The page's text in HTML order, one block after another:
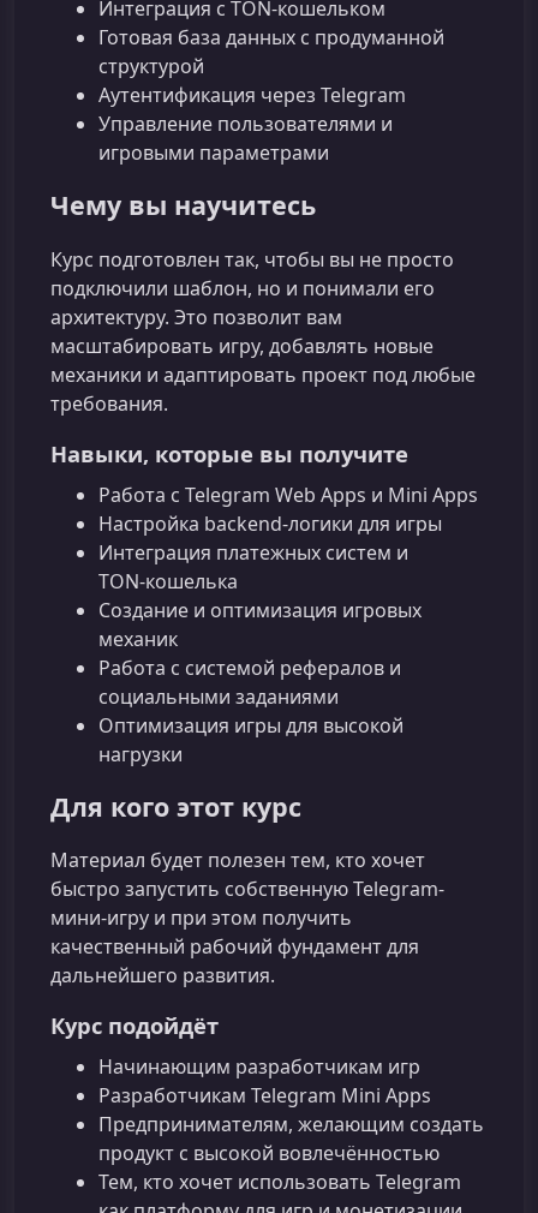
Интеграция с TON-кошельком
Готовая база данных с продуманной
структурой
Аутентификация через Telegram
Управление пользователями и
игровыми параметрами
Чему вы научитесь
Курс подготовлен так, чтобы вы не просто
подключили шаблон, но и понимали его
архитектуру. Это позволит вам
масштабировать игру, добавлять новые
механики и адаптировать проект под любые
требования.
Навыки, которые вы получите
Работа с Telegram Web Apps и Mini Apps
Настройка backend‑логики для игры
Интеграция платежных систем и
TON‑кошелька
Создание и оптимизация игровых
механик
Работа с системой рефералов и
социальными заданиями
Оптимизация игры для высокой
нагрузки
Для кого этот курс
Материал будет полезен тем, кто хочет
быстро запустить собственную Telegram-
мини-игру и при этом получить
качественный рабочий фундамент для
дальнейшего развития.
Курс подойдёт
Начинающим разработчикам игр
Разработчикам Telegram Mini Apps
Предпринимателям, желающим создать
продукт с высокой вовлечённостью
Тем, кто хочет использовать Telegram